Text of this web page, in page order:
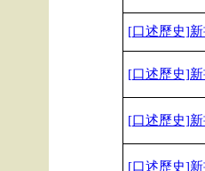
[口述歷史]
[口述歷史]
[口述歷史]
[口述歷史]